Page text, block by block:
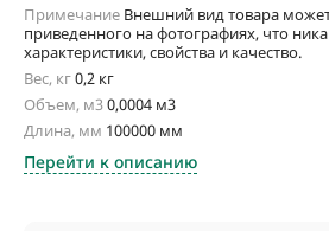
Примечание Внешний вид товара
приведенного на фотографиях, что
характеристики, свойства и качество.
Вес, кг0,2 кг
Объем, м30,0004 м3
Длина, мм 100000 мм
Перейти к описанию